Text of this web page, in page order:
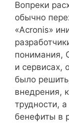
Вопреки
обычно
«Acronis»
понимания,
и сервисах,
было
внедрения,
трудности,
бенефиты в